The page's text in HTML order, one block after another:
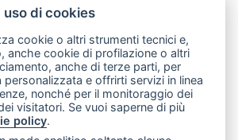
LeccoOnline
RSS
policy
sui cookie
uso di cookies
cookie o altri strumenti tecnici e,
anche cookie di profilazione o altri
anche di terze parti, per
personalizzata e offrirti servizi in linea
nonché per il monitoraggio dei
visitatori. Se vuoi saperne di più
policy.